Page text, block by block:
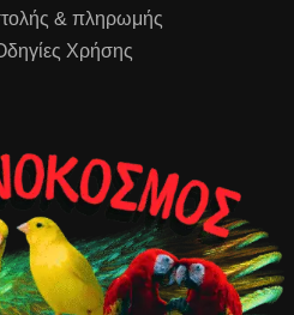
& πληρωμής
Χρήσης